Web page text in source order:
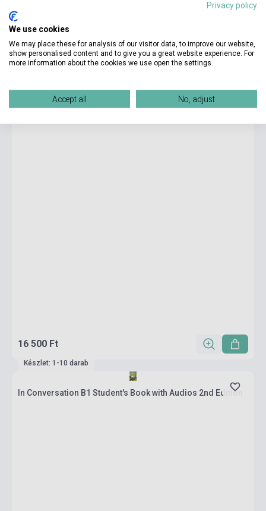
13 700 Ft
Készlet: 1-10 darab
16 500 Ft
Készlet: 1-10 darab
In Conversation B1 Student's Book with Audios 2nd Edition
Privacy policy
We use cookies
We may place these for analysis of our visitor data, to improve our website,
show personalised content and to give you a great website experience. For
more information about the cookies we use open the settings.
Accept all No, adjust